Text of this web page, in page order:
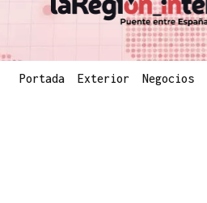
Portada Exterior Negocios